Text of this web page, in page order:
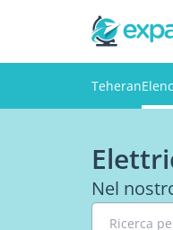
Teheran
Nel
Ricerca